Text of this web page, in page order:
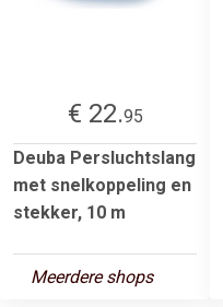
€ 22.95
Deuba Persluchtslang
met snelkoppeling en
stekker, 10 m
Meerdere shops